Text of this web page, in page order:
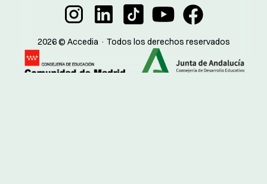
2026 © Accedia · Todos los derechos reservados